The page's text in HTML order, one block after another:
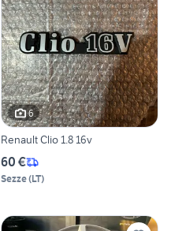
6
Renault Clio 1.8 16v
60 €
Sezze(LT)